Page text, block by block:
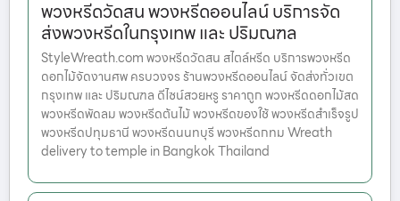
พวงหรีดวัดสน พวงหรีดออนไลน์ บริการจัด
ส่งพวงหรีดในกรุงเทพ และ ปริมณฑล
StyleWreath.com พวงหรีดวัดสน สไตล์หรีด บริการพวงหรีด
ดอกไม้จัดงานศพ ครบวงจร ร้านพวงหรีดออนไลน์ จัดส่งทั่วเขต
กรุงเทพ และ ปริมณฑล ดีไซน์สวยหรู ราคาถูก พวงหรีดดอกไม้สด
พวงหรีดพัดลม พวงหรีดต้นไม้ พวงหรีดของใช้ พวงหรีดสำเร็จรูป
พวงหรีดปทุมธานี พวงหรีดนนทบุรี พวงหรีดกทม Wreath
delivery to temple in Bangkok Thailand